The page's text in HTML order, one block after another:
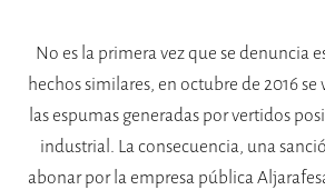
No es la primera vez que se denuncia
hechos similares, en octubre de 2016
las espumas generadas por vertidos
industrial. La consecuencia, una
abonar por la empresa pública